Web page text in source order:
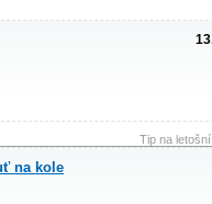
Tip na
na kole